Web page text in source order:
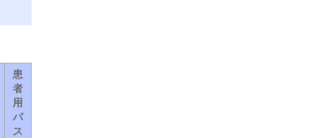
患
者
用
パ
ス